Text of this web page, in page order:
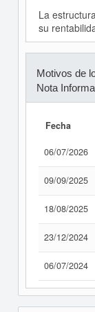
La
su
Motivos de
Nota Informa
Fecha
06/07/2026
09/09/2025
18/08/2025
23/12/2024
06/07/2024